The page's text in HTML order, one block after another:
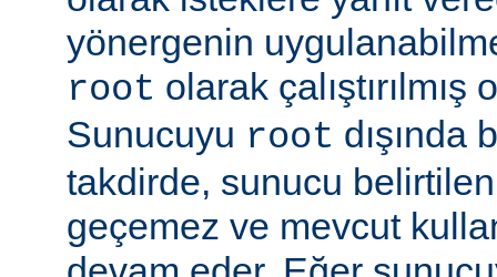
yönergenin
root olarak çalıştırılmış
Sunucuyu root dışında
takdirde, sunucu belirtilen
geçemez ve mevcut